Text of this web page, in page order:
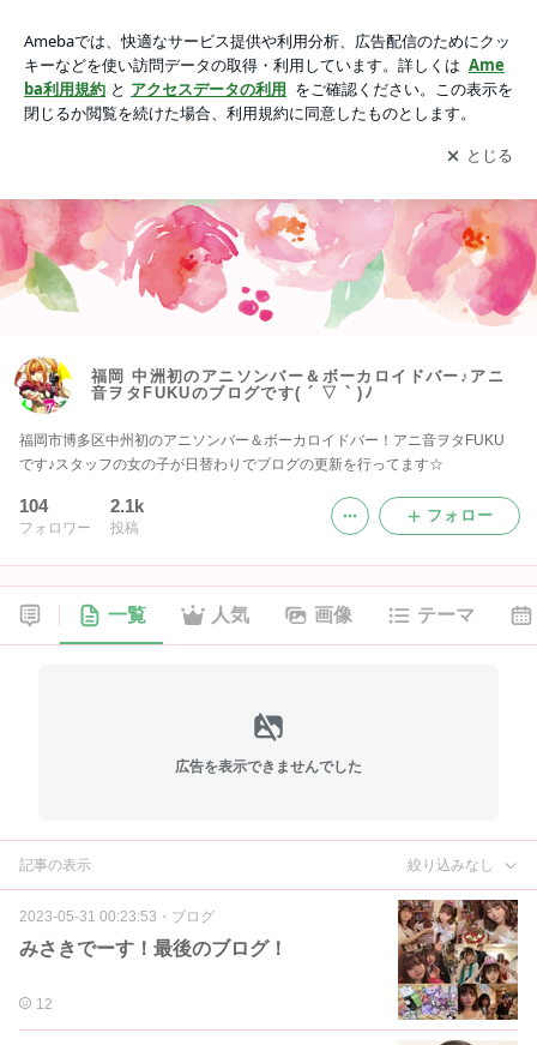
UKUのブログです( ´ ▽ ` )ﾉ
アプリをダウンロードして ブログの更新通知
を受け取りまし
ょう。
開く
福岡 中洲初のアニソンバー＆ボーカロイドバー♪アニ
音ヲタFUKUのブログです( ´ ▽ ` )ﾉ
福岡市博多区中州初のアニソンバー＆ボーカロイドバー！アニ音ヲタFUKU
です♪スタッフの女の子が日替わりでブログの更新を行ってます☆
104
フォロワー
2.1k
投稿
フォロー
一覧 人気 画像 テーマ
広告を表示できませんでした
記事の表示 絞り込みなし
2023-05-31 00:23:53 ・ ブログ
みさきでーす！最後のブログ！
12